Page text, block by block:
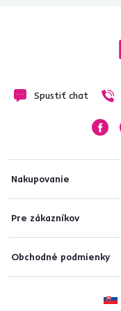
Spustiť chat
Nakupovanie
Pre zákazníkov
Obchodné podmienky